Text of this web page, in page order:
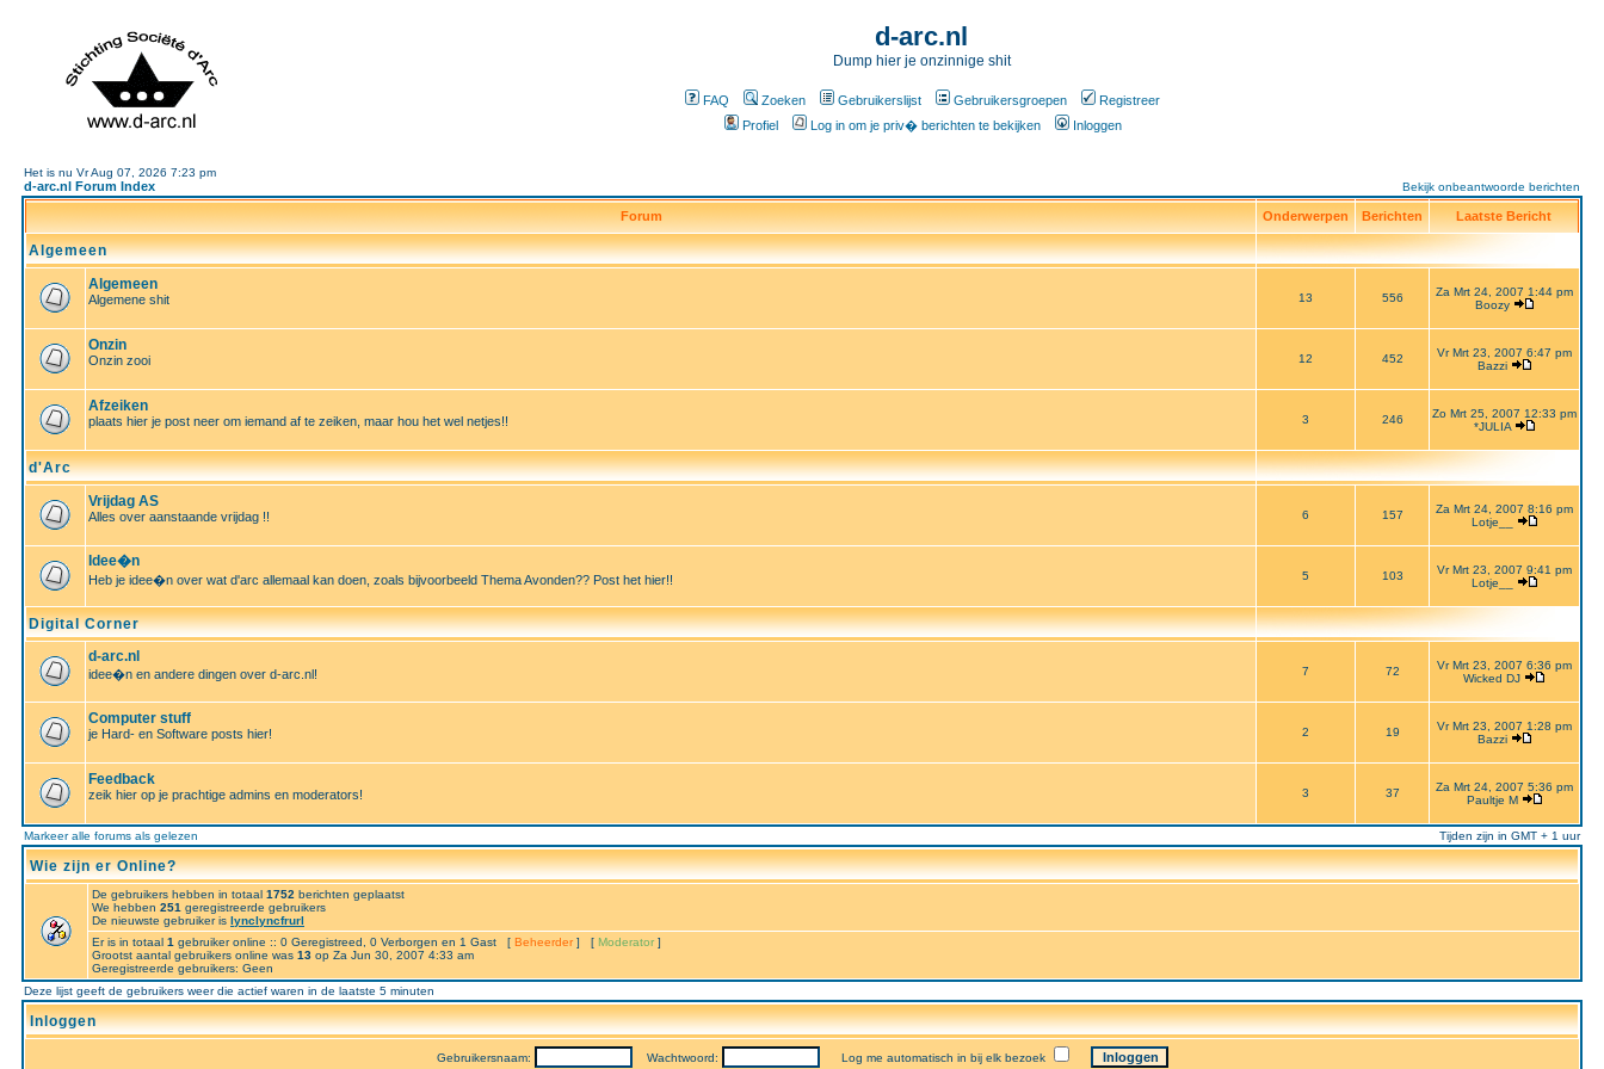
d-arc.nl
Dump hier je onzinnige shit
FAQ Zoeken Gebruikerslijst Gebruikersgroepen
Registreer
Profiel
Log in om je priv� berichten te bekijken Inloggen
Het is nu Vr Aug 07, 2026 7:23 pm
d-arc.nl Forum Index Bekijk onbeantwoorde berichten
Forum Onderwerpen Berichten Laatste Bericht
Algemeen
Algemeen
Algemene shit 13 556
Za Mrt 24, 2007 1:44 pm
Boozy
Onzin
Onzin zooi 12 452
Vr Mrt 23, 2007 6:47 pm
Bazzi
Afzeiken
plaats hier je post neer om iemand af te zeiken, maar hou het wel netjes!! 3 246
Zo Mrt 25, 2007 12:33 pm
*JULIA
d'Arc
Vrijdag AS
Alles over aanstaande vrijdag !! 6 157
Za Mrt 24, 2007 8:16 pm
Lotje__
Idee�n
Heb je idee�n over wat d'arc allemaal kan doen, zoals bijvoorbeeld Thema Avonden?? Post het hier!! 5 103
Vr Mrt 23, 2007 9:41 pm
Lotje__
Digital Corner
d-arc.nl
idee�n en andere dingen over d-arc.nl! 7 72
Vr Mrt 23, 2007 6:36 pm
Wicked DJ
Computer stuff
je Hard- en Software posts hier! 2 19
Vr Mrt 23, 2007 1:28 pm
Bazzi
Feedback
zeik hier op je prachtige admins en moderators! 3 37
Za Mrt 24, 2007 5:36 pm
Paultje M
Markeer alle forums als gelezen Tijden zijn in GMT + 1 uur
Wie zijn er Online?
De gebruikers hebben in totaal 1752 berichten geplaatst
We hebben 251 geregistreerde gebruikers
De nieuwste gebruiker is lynclyncfrurl
Er is in totaal 1 gebruiker online :: 0 Geregistreed, 0 Verborgen en 1 Gast [ Beheerder ] [ Moderator ]
Grootst aantal gebruikers online was 13 op Za Jun 30, 2007 4:33 am
Geregistreerde gebruikers: Geen
Deze lijst geeft de gebruikers weer die actief waren in de laatste 5 minuten
Inloggen
Gebruikersnaam: Wachtwoord: Log me automatisch in bij elk bezoek